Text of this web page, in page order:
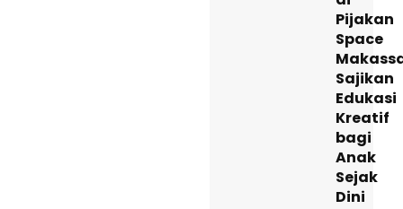
Pijakan
Space
Sajikan
Edukasi
Kreatif
bagi
Anak
Sejak
Dini